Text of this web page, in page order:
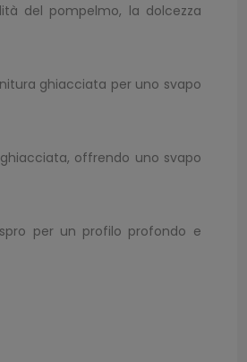
del pompelmo, la dolcezza
ghiacciata per uno svapo
offrendo uno svapo
per un profilo profondo e